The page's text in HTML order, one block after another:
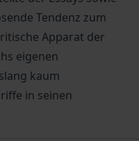
Tendenz zum
Apparat der
eigenen
kaum
in seinen